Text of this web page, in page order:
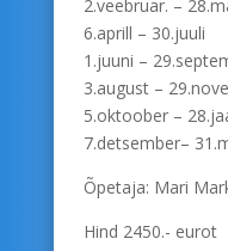
2.veebruar. –
6.aprill – 30.juuli
1.juuni –
3.august –
5.oktoober –
7.detsember–
Õpetaja: Mari
Hind 2450.- eurot